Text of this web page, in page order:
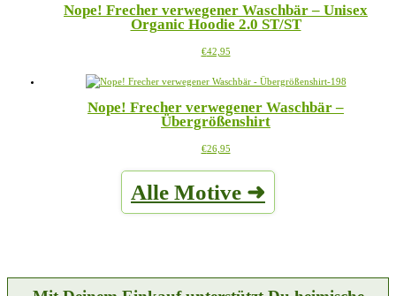
gewählt
werden
auf.
Die
können
der
gewählt
werden
Nope! Frecher verwegener Waschbär – Unisex
Organic Hoodie 2.0 ST/ST
€42,95Dieses
weist
Varianten
auf.
Optionen
der
Produktseite
Nope! Frecher verwegener Waschbär –
Übergrößenshirt
€26,95Dieses
mehrere
Varianten
der
Alle Motive ➜